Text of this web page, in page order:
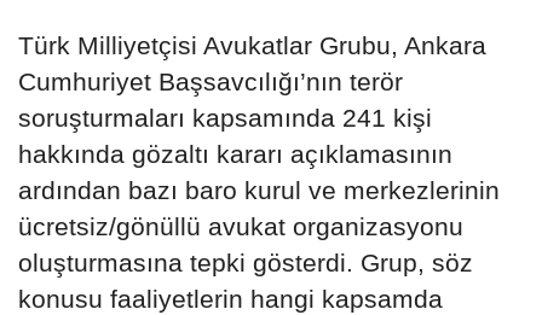
Türk Milliyetçisi Avukatlar Grubu, Ankara
Cumhuriyet Başsavcılığı’nın terör
soruşturmaları kapsamında 241 kişi
hakkında gözaltı kararı açıklamasının
ardından bazı baro kurul ve merkezlerinin
ücretsiz/gönüllü avukat organizasyonu
oluşturmasına tepki gösterdi. Grup, söz
konusu faaliyetlerin hangi kapsamda